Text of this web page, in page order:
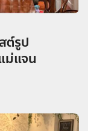
ต์รูป
ม่แจน